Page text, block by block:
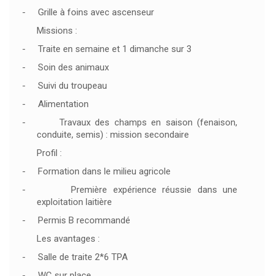
-
Grille à foins avec ascenseur
Missions :
-
Traite en semaine et 1 dimanche sur 3
-
Soin des animaux
-
Suivi du troupeau
-
Alimentation
-
Travaux des champs en saison (fenaison,
conduite, semis) : mission secondaire
Profil :
-
Formation dans le milieu agricole
-
Première expérience réussie dans une
exploitation laitière
-
Permis B recommandé
Les avantages :
-
Salle de traite 2*6 TPA